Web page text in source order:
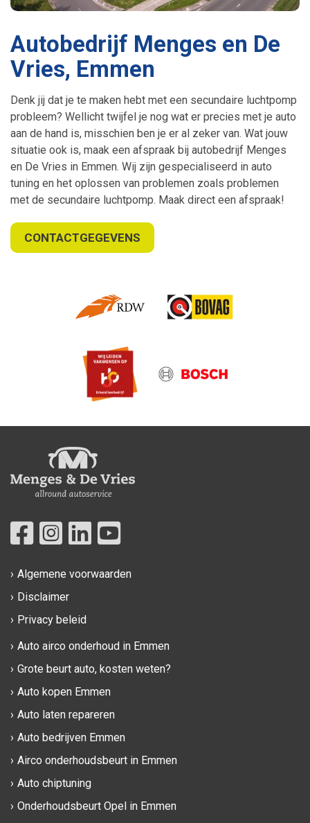
Autobedrijf Menges en De
Vries, Emmen
Denk jij dat je te maken hebt met een secundaire luchtpomp
probleem? Wellicht twijfel je nog wat er precies met je auto
aan de hand is, misschien ben je er al zeker van. Wat jouw
situatie ook is, maak een afspraak bij autobedrijf Menges
en De Vries in Emmen. Wij zijn gespecialiseerd in auto
tuning en het oplossen van problemen zoals problemen
met de secundaire luchtpomp. Maak direct een afspraak!
CONTACTGEGEVENS
Algemene voorwaarden
Disclaimer
Privacy beleid
Auto airco onderhoud in Emmen
Grote beurt auto, kosten weten?
Auto kopen Emmen
Auto laten repareren
Auto bedrijven Emmen
Airco onderhoudsbeurt in Emmen
Auto chiptuning
Onderhoudsbeurt Opel in Emmen